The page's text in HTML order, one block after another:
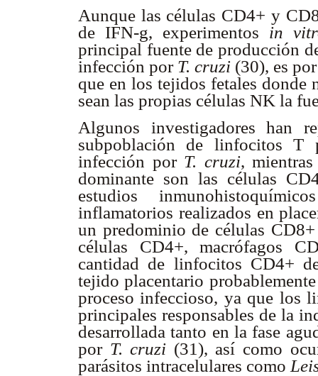
Aunque las células CD4+ y
de IFN-g, experimentos in
principal fuente de producción
infección por T. cruzi (30), es
que en los tejidos fetales donde
sean las propias células NK la
Algunos investigadores han
subpoblación de linfocitos T
infección por T. cruzi,
dominante son las células
estudios
inflamatorios realizados en
un predominio de células
células CD4+, macrófagos
cantidad de linfocitos CD4+
tejido placentario
proceso infeccioso, ya que los
principales responsables de la
desarrollada tanto en la fase
por T. cruzi (31), así como
parásitos intracelulares como